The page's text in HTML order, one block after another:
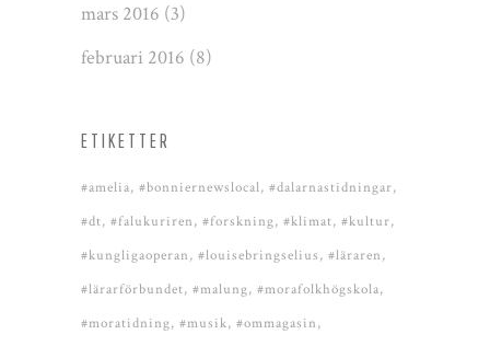
mars 2016 (3)
februari 2016 (8)
ETIKETTER
#amelia #bonniernewslocal #dalarnastidningar
#dt #falukuriren #forskning #klimat #kultur
#kungligaoperan #louisebringselius #läraren
#lärarförbundet #malung #morafolkhögskola
#moratidning #musik #ommagasin